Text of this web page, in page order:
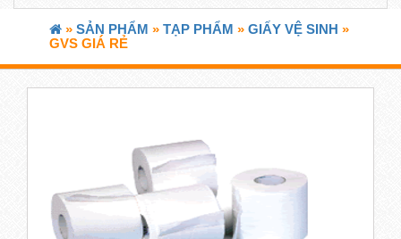
»SẢN PHẨM » TẠP PHẨM » GIẤY VỆ SINH »
GVS GIÁ RẺ